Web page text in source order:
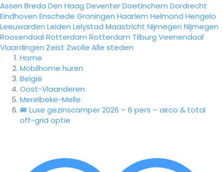
Assen Breda Den Haag DeventerDoetinchem Dordrecht
Eindhoven Enschede Groningen Haarlem Helmond Hengelo
Leeuwarden Leiden Lelystad Maastricht Nijmegen Nijmegen
Roosendaal Rotterdam Rotterdam Tilburg Veenendaal
Vlaardingen Zeist Zwolle Alle steden
Home
Mobilhome huren
België
Oost-Vlaanderen
Merelbeke-Melle
🚐 Luxe gezinscamper 2026 – 6 pers – airco & total
off-grid optie